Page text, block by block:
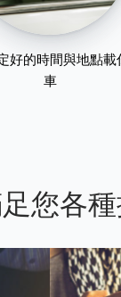
好的時間與地點載
車
您各